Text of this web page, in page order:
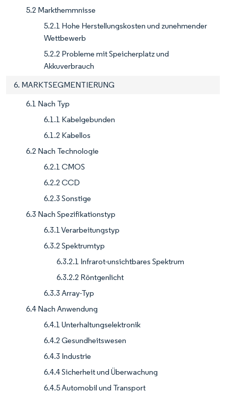
5.2 Markthemmnisse
5.2.1 Hohe Herstellungskosten und zunehmender
Wettbewerb
5.2.2 Probleme mit Speicherplatz und
Akkuverbrauch
6. MARKTSEGMENTIERUNG
6.1 Nach Typ
6.1.1 Kabelgebunden
6.1.2 Kabellos
6.2 Nach Technologie
6.2.1 CMOS
6.2.2 CCD
6.2.3 Sonstige
6.3 Nach Spezifikationstyp
6.3.1 Verarbeitungstyp
6.3.2 Spektrumtyp
6.3.2.1 Infrarot-unsichtbares Spektrum
6.3.2.2 Röntgenlicht
6.3.3 Array-Typ
6.4 Nach Anwendung
6.4.1 Unterhaltungselektronik
6.4.2 Gesundheitswesen
6.4.3 Industrie
6.4.4 Sicherheit und Überwachung
6.4.5 Automobil und Transport